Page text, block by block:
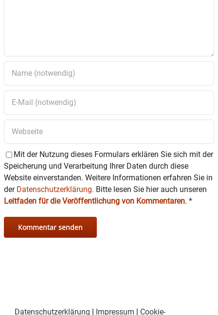
Mit der Nutzung dieses Formulars erklären Sie sich mit der
Speicherung und Verarbeitung Ihrer Daten durch diese
Website einverstanden. Weitere Informationen erfahren Sie in
der Datenschutzerklärung. Bitte lesen Sie hier auch unseren
Leitfaden für die Veröffentlichung von Kommentaren. *
Datenschutzerklärung | Impressum | Cookie-